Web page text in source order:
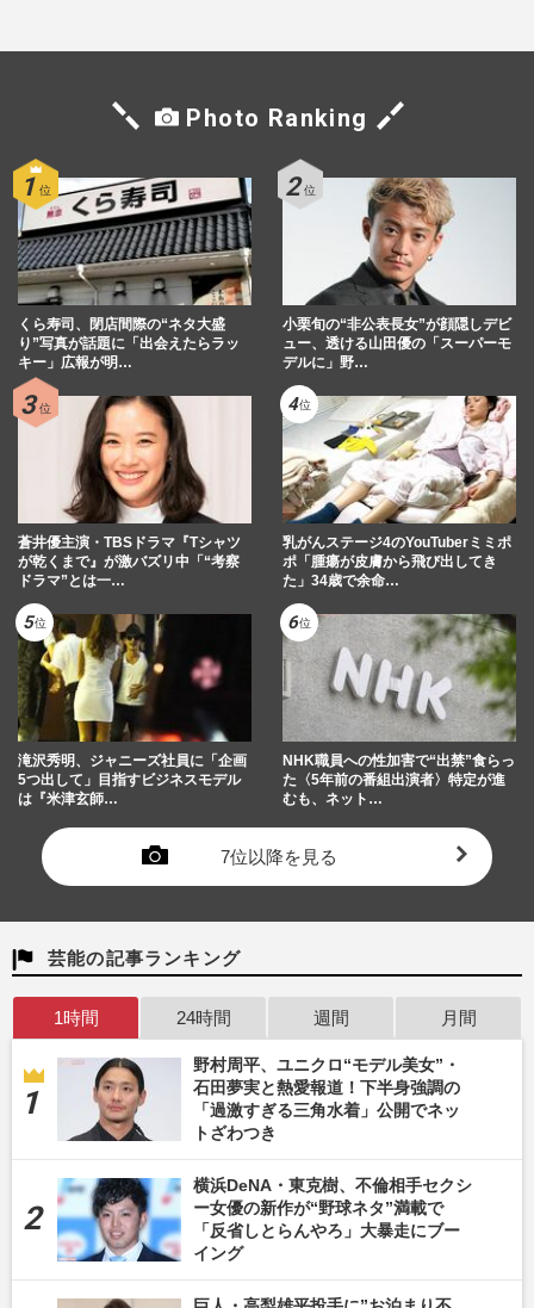
Photo Ranking
くら寿司、閉店間際の“ネタ大盛
り”写真が話題に「出会えたらラッ
キー」広報が明…
小栗旬の“非公表長女”が顔隠しデビ
ュー、透ける山田優の「スーパーモ
デルに」野…
蒼井優主演・TBSドラマ『Tシャツ
が乾くまで』が激バズリ中「“考察
ドラマ”とは一…
乳がんステージ4のYouTuberミミポ
ポ「腫瘍が皮膚から飛び出してき
た」34歳で余命…
滝沢秀明、ジャニーズ社員に「企画
5つ出して」目指すビジネスモデル
は『米津玄師…
NHK職員への性加害で“出禁”食らっ
た〈5年前の番組出演者〉特定が進
むも、ネット…
7位以降を見る
芸能の記事ランキング
1時間 24時間 週間 月間
野村周平、ユニクロ“モデル美女”・
石田夢実と熱愛報道！下半身強調の
「過激すぎる三角水着」公開でネッ
トざわつき
横浜DeNA・東克樹、不倫相手セクシ
ー女優の新作が“野球ネタ”満載で
「反省しとらんやろ」大暴走にブー
イング